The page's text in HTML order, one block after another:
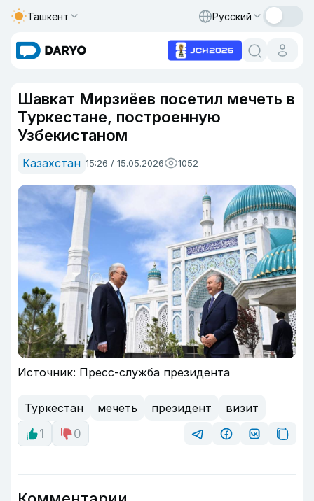
Ташкент Русский
Шавкат Мирзиёев посетил мечеть в
Туркестане, построенную
Узбекистаном
Казахстан 15:26 / 15.05.2026 1052
Источник: Пресс-служба президента
Туркестан мечеть президент
визит
1
0